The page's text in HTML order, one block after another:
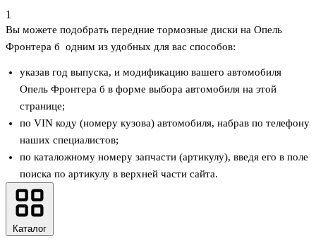
1
Вы можете подобрать передние тормозные диски на Опель
Фронтера б одним из удобных для вас способов:
указав год выпуска, и модификацию вашего автомобиля
Опель Фронтера б в форме выбора автомобиля на этой
странице;
по VIN коду (номеру кузова) автомобиля, набрав по телефону
наших специалистов;
по каталожному номеру запчасти (артикулу), введя его в поле
поиска по артикулу в верхней части сайта.
Каталог